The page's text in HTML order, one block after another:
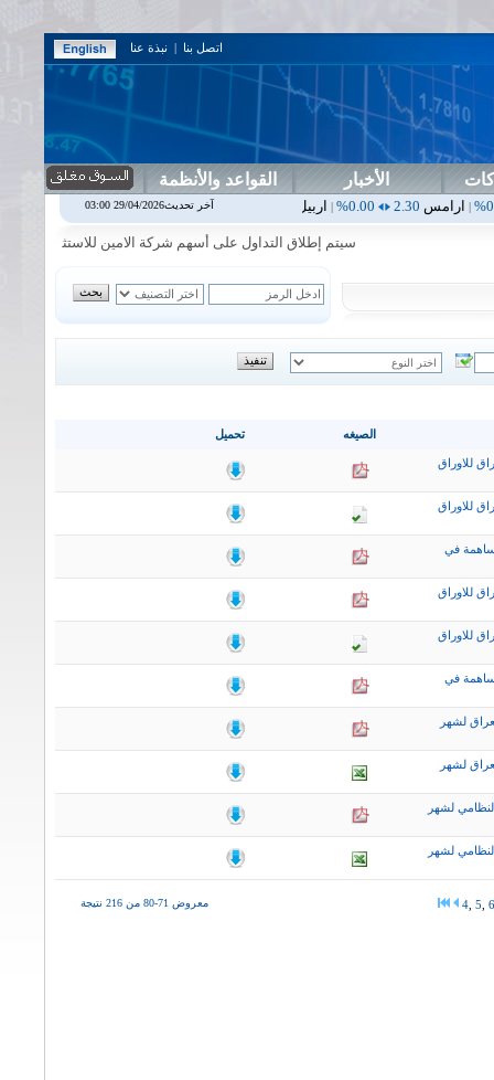
اتصل بنا | نبذة عنا
الأخبار القواعد والأنظمة
0.00%
|اربيل0.00
0.00%
0.00%
|اسفنج1.87
سيتم إطلاق التداول على أسهم شركة الامين للاستثمار المالي في
تحميل الصيغه
للاوراق
للاوراق
في
للاوراق
للاوراق
في
لشهر
لشهر
لشهر
لشهر
معروض 71-80 من 216 نتيجة 4 5 6